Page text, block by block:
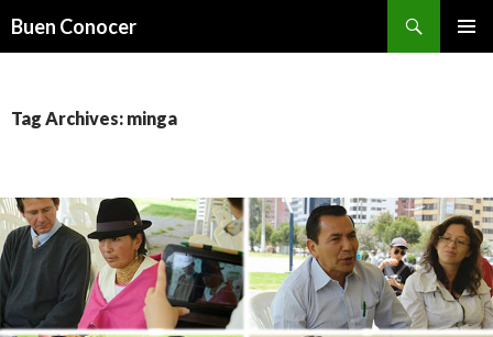
Buen Conocer
Tag Archives: minga